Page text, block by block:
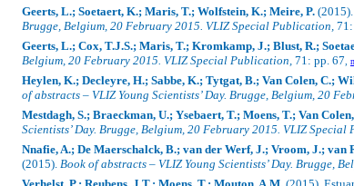
Geerts, L.; Soetaert, K.; Maris, T.; Wolfstein, K.; Meire, P.
Brugge, Belgium, 20 February 2015. VLIZ Special Publication,
Geerts, L.; Cox, T.J.S.; Maris, T.; Kromkamp, J.; Blust, R.;
Belgium, 20 February 2015. VLIZ Special Publication, 71: pp. 67
Heylen, K.; Decleyre, H.; Sabbe, K.; Tytgat, B.; Van Colen, C.;
of abstracts – VLIZ Young Scientists’ Day. Brugge, Belgium, 20
Mestdagh, S.; Braeckman, U.; Ysebaert, T.; Moens, T.; Van
Scientists’ Day. Brugge, Belgium, 20 February 2015. VLIZ Special
Nnafie, A.; De Maerschalck, B.; van der Werf, J.; Vroom, J.; van
(2015). Book of abstracts – VLIZ Young Scientists’ Day. Brugge,